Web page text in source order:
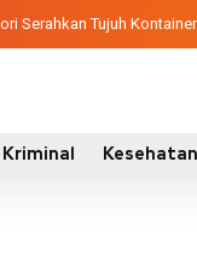
Serahkan Tujuh
Pemkab Sumbawa
Kriminal Kesehatan